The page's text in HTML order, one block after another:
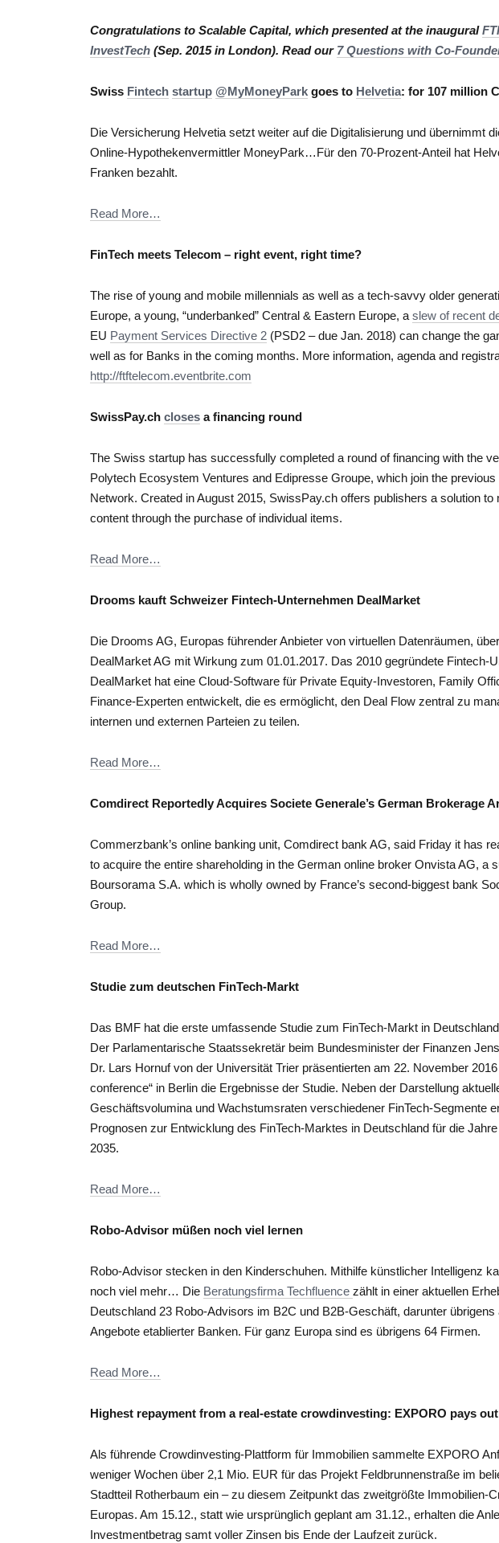
Congratulations to Scalable Capital, which presented at the inaugural
InvestTech (Sep. 2015 in London). Read our 7 Questions with Co-
Swiss Fintech startup @MyMoneyPark goes to Helvetia: for 107 million
Die Versicherung Helvetia setzt weiter auf die Digitalisierung und übernimmt
Online-Hypothekenvermittler MoneyPark…Für den 70-Prozent-Anteil hat
Franken bezahlt.
Read More…
FinTech meets Telecom – right event, right time?
The rise of young and mobile millennials as well as a tech-savvy older
Europe, a young, “underbanked” Central & Eastern Europe, a slew of recent
EU Payment Services Directive 2 (PSD2 – due Jan. 2018) can change the
well as for Banks in the coming months. More information, agenda and
http://ftftelecom.eventbrite.com
SwissPay.ch closes a financing round
The Swiss startup has successfully completed a round of financing with the
Polytech Ecosystem Ventures and Edipresse Groupe, which join the
Network. Created in August 2015, SwissPay.ch offers publishers a solution to
content through the purchase of individual items.
Read More…
Drooms kauft Schweizer Fintech-Unternehmen DealMarket
Die Drooms AG, Europas führender Anbieter von virtuellen Datenräumen,
DealMarket AG mit Wirkung zum 01.01.2017. Das 2010 gegründete Fintech-
DealMarket hat eine Cloud-Software für Private Equity-Investoren, Family
Finance-Experten entwickelt, die es ermöglicht, den Deal Flow zentral zu
internen und externen Parteien zu teilen.
Read More…
Comdirect Reportedly Acquires Societe Generale’s German Brokerage
Commerzbank’s online banking unit, Comdirect bank AG, said Friday it has
to acquire the entire shareholding in the German online broker Onvista AG, a
Boursorama S.A. which is wholly owned by France’s second-biggest bank
Group.
Read More…
Studie zum deutschen FinTech-Markt
Das BMF hat die erste umfassende Studie zum FinTech-Markt in
Der Parlamentarische Staatssekretär beim Bundesminister der Finanzen
Dr. Lars Hornuf von der Universität Trier präsentierten am 22. November 2016
conference“ in Berlin die Ergebnisse der Studie. Neben der Darstellung
Geschäftsvolumina und Wachstumsraten verschiedener FinTech-Segmente
Prognosen zur Entwicklung des FinTech-Marktes in Deutschland für die
2035.
Read More…
Robo-Advisor müßen noch viel lernen
Robo-Advisor stecken in den Kinderschuhen. Mithilfe künstlicher Intelligenz
noch viel mehr… Die Beratungsfirma Techfluence zählt in einer aktuellen
Deutschland 23 Robo-Advisors im B2C und B2B-Geschäft, darunter
Angebote etablierter Banken. Für ganz Europa sind es übrigens 64 Firmen.
Read More…
Highest repayment from a real-estate crowdinvesting: EXPORO pays out
Als führende Crowdinvesting-Plattform für Immobilien sammelte EXPORO
weniger Wochen über 2,1 Mio. EUR für das Projekt Feldbrunnenstraße im
Stadtteil Rotherbaum ein – zu diesem Zeitpunkt das zweitgrößte Immobilien-
Europas. Am 15.12., statt wie ursprünglich geplant am 31.12., erhalten die
Investmentbetrag samt voller Zinsen bis Ende der Laufzeit zurück.